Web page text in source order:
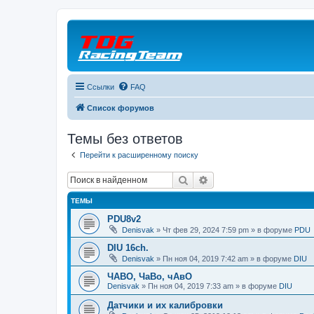
Ссылки FAQ
Список форумов
Темы без ответов
Перейти к расширенному поиску
Поиск
ТЕМЫ
PDU8v2
Denisvak » Чт фев 29, 2024 7:59 pm » в форуме PDU
DIU 16ch.
Denisvak » Пн ноя 04, 2019 7:42 am » в форуме DIU
ЧАВО, ЧаВо, чАвО
Denisvak » Пн ноя 04, 2019 7:33 am » в форуме DIU
Датчики и их калибровки